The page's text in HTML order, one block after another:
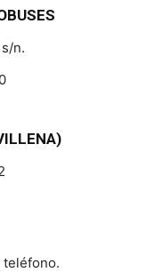
n.
teléfono.